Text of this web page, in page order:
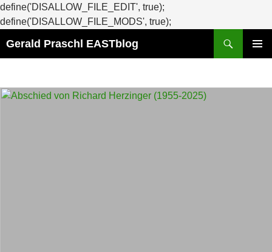
define('DISALLOW_FILE_EDIT', true);
define('DISALLOW_FILE_MODS', true);
Gerald Praschl EASTblog